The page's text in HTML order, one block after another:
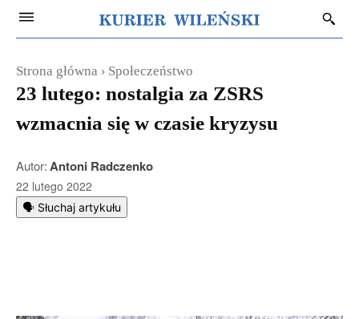
Strona główna Społeczeństwo
23 lutego: nostalgia za ZSRS
wzmacnia się w czasie kryzysu
Autor:Antoni Radczenko
22 lutego 2022
🗣️ Słuchaj artykułu